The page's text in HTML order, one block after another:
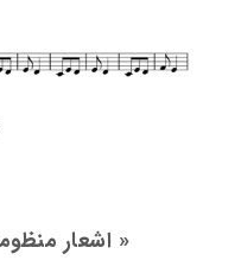
« اشعار